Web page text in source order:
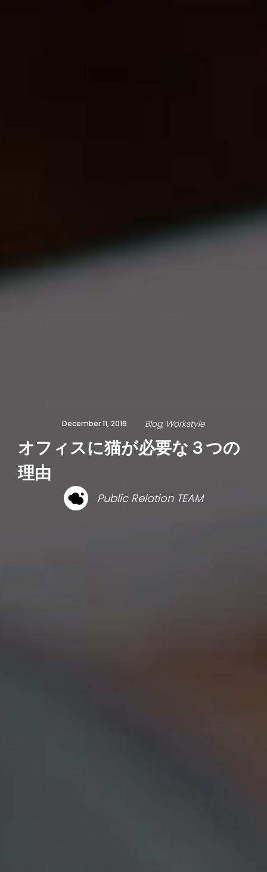
December 11, 2016 Blog Workstyle
オフィスに猫が必要な３つの
理由
Public Relation TEAM